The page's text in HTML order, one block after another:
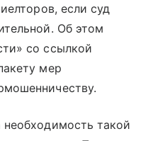
если суд
Об этом
со ссылкой
мер
необходимость такой